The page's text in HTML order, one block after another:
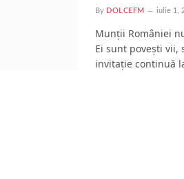
By DOLCEFM iulie 1,
Munții României
Ei sunt povești vii,
invitație continuă